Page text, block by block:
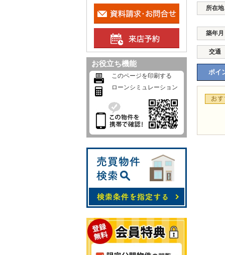
町名から探す 所在地
築年月
交通
ポイ
お役立ち機能
このページを印刷する
ローンシミュレーション